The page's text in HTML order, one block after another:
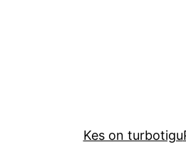
Kes on turbotigu